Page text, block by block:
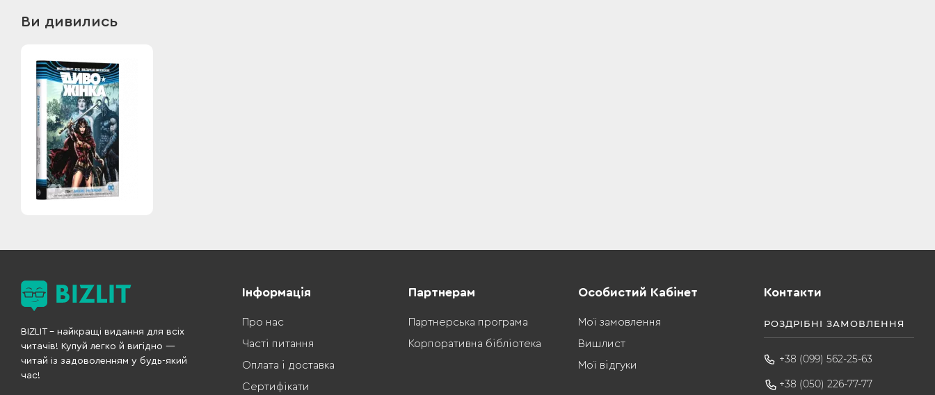
Ви дивились
BIZLIT – найкращі видання для всіх
читачів! Купуй легко й вигідно —
читай із задоволенням у будь-який
час!
Інформація
Про нас
Часті питання
Оплата і доставка
Сертифікати
Партнерам
Партнерська програма
Корпоративна бібліотека
Особистий Кабінет
Мої замовлення
Вишлист
Мої відгуки
Контакти
РОЗДРІБНІ ЗАМОВЛЕННЯ
+38 (099) 562-25-63
+38 (050) 226-77-77